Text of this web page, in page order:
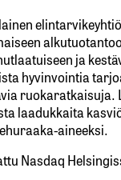
ja
hyvinvointia
ruokaratkaisuja.
laadukkaita
aineeksi.
Nasdaq